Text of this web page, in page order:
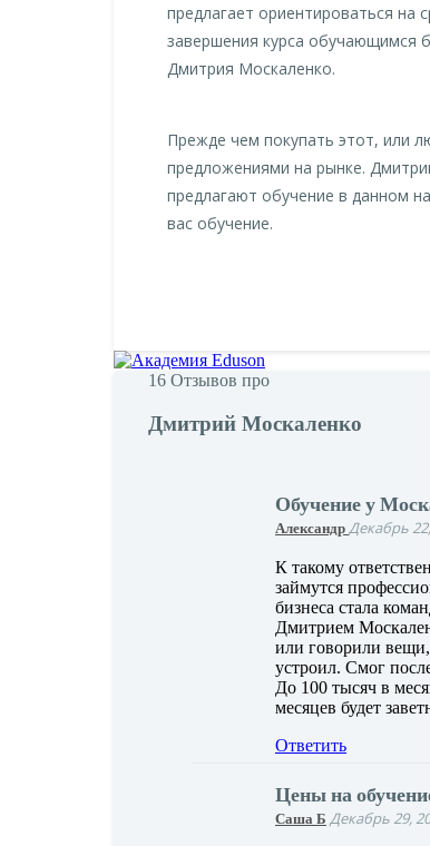
предлагает ориентироваться на
завершения курса обучающимся
Дмитрия Москаленко.
Прежде чем покупать этот, или
предложениями на рынке.
предлагают обучение в данном
вас обучение.
16 Отзывов про
Дмитрий Москаленко
Обучение у
АлександрДекабрь
К такому
займутся
бизнеса стала
Дмитрием
или говорили
устроил. Смог
До 100 тысяч в
месяцев будет
Ответить
Цены на
Саша Б Декабрь 29,